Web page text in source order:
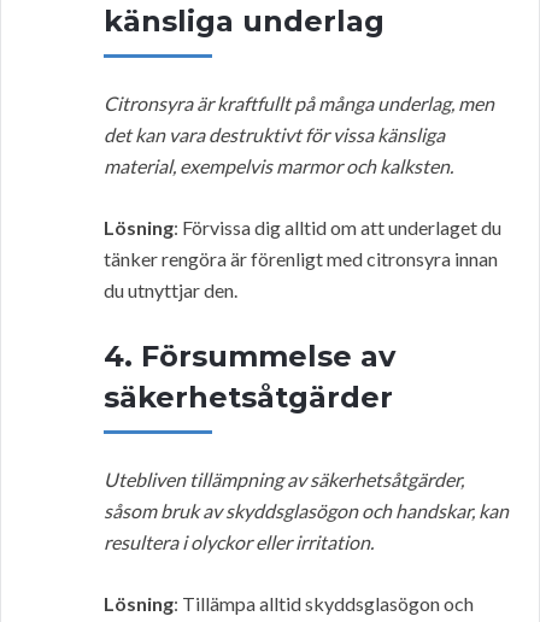
känsliga underlag
Citronsyra är kraftfullt på många underlag, men
det kan vara destruktivt för vissa känsliga
material, exempelvis marmor och kalksten.
Lösning: Förvissa dig alltid om att underlaget du
tänker rengöra är förenligt med citronsyra innan
du utnyttjar den.
4. Försummelse av
säkerhetsåtgärder
Utebliven tillämpning av säkerhetsåtgärder,
såsom bruk av skyddsglasögon och handskar, kan
resultera i olyckor eller irritation.
Lösning: Tillämpa alltid skyddsglasögon och